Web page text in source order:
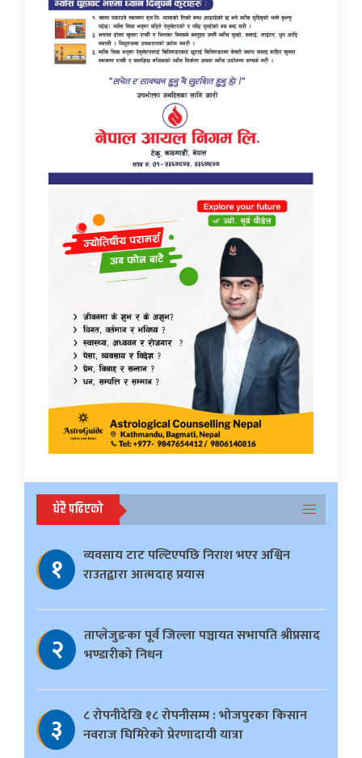
धेरै पढिएको
१
व्यवसाय टाट पल्टिएपछि निराश भएर अश्विन
राउतद्वारा आत्मदाह प्रयास
२
ताप्लेजुङका पूर्व जिल्ला पञ्चायत सभापति श्रीप्रसाद
भण्डारीको निधन
३
८ रोपनीदेखि १८ रोपनीसम्म : भोजपुरका किसान
नवराज घिमिरेको प्रेरणादायी यात्रा